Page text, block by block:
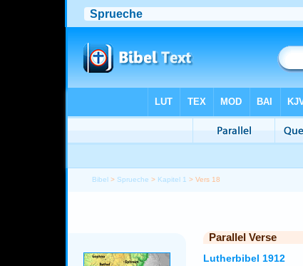
Bibel > Sprueche > Kapitel 1 > Vers 18
Parallel Verse
Lutherbibel 1912